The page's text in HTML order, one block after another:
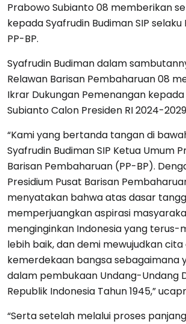
Prabowo Subianto 08 memberikan
kepada Syafrudin Budiman SIP
PP-BP.
Syafrudin Budiman dalam
Relawan Barisan Pembaharuan 08
Ikrar Dukungan Pemenangan
Subianto Calon Presiden RI 2024-
“Kami yang bertanda tangan di
Syafrudin Budiman SIP Ketua Umum
Barisan Pembaharuan (PP-BP).
Presidium Pusat Barisan
menyatakan bahwa atas dasar
memperjuangkan aspirasi
menginginkan Indonesia yang terus-
lebih baik, dan demi mewujudkan
kemerdekaan bangsa sebagaimana
dalam pembukaan Undang-Undang
Republik Indonesia Tahun 1945,”
“Serta setelah melalui proses